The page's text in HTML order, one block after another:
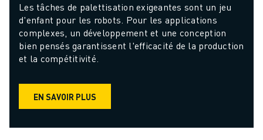
Les tâches de palettisation exigeantes sont un jeu
d'enfant pour les robots. Pour les applications
complexes, un développement et une conception
bien pensés garantissent l'efficacité de la production
et la compétitivité.
EN SAVOIR PLUS